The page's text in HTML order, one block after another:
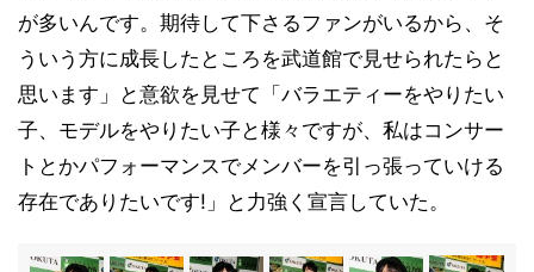
が多いんです。期待して下さるファンがいるから、そ
ういう方に成長したところを武道館で見せられたらと
思います」と意欲を見せて「バラエティーをやりたい
子、モデルをやりたい子と様々ですが、私はコンサー
トとかパフォーマンスでメンバーを引っ張っていける
存在でありたいです!」と力強く宣言していた。